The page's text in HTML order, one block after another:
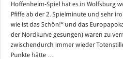
Hoffenheim-Spiel hat es in Wolfsburg
Pfiffe ab der 2. Spielminute und sehr
wie ist das Schön!“ und das
der Nordkurve gesungen) waren zu
zwischendurch immer wieder
Punkte hätte …